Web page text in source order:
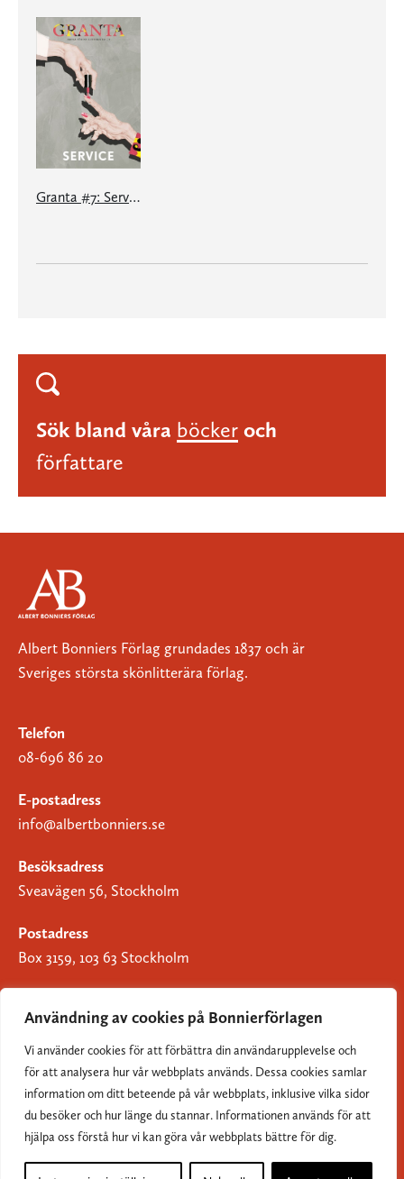
Användning av cookies på Bonnierförlagen
Vi använder cookies för att förbättra din användarupplevelse och
för att analysera hur vår webbplats används. Dessa cookies samlar
information om ditt beteende på vår webbplats, inklusive vilka sidor
du besöker och hur länge du stannar. Informationen används för att
hjälpa oss förstå hur vi kan göra vår webbplats bättre för dig.
Granta #7: Service
Sök bland våra böcker och
författare
Albert Bonniers Förlag grundades 1837 och är
Sveriges största skönlitterära förlag.
Telefon
08-696 86 20
E-postadress
info@albertbonniers.se
Besöksadress
Sveavägen 56, Stockholm
Postadress
Box 3159, 103 63 Stockholm
Om Bonnierförlagen
Cookies
Integritetspolicy